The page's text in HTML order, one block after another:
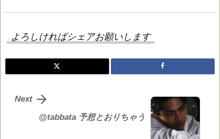
よろしければシェアお願いします
@tabbata 予想とおりちゃう

Next